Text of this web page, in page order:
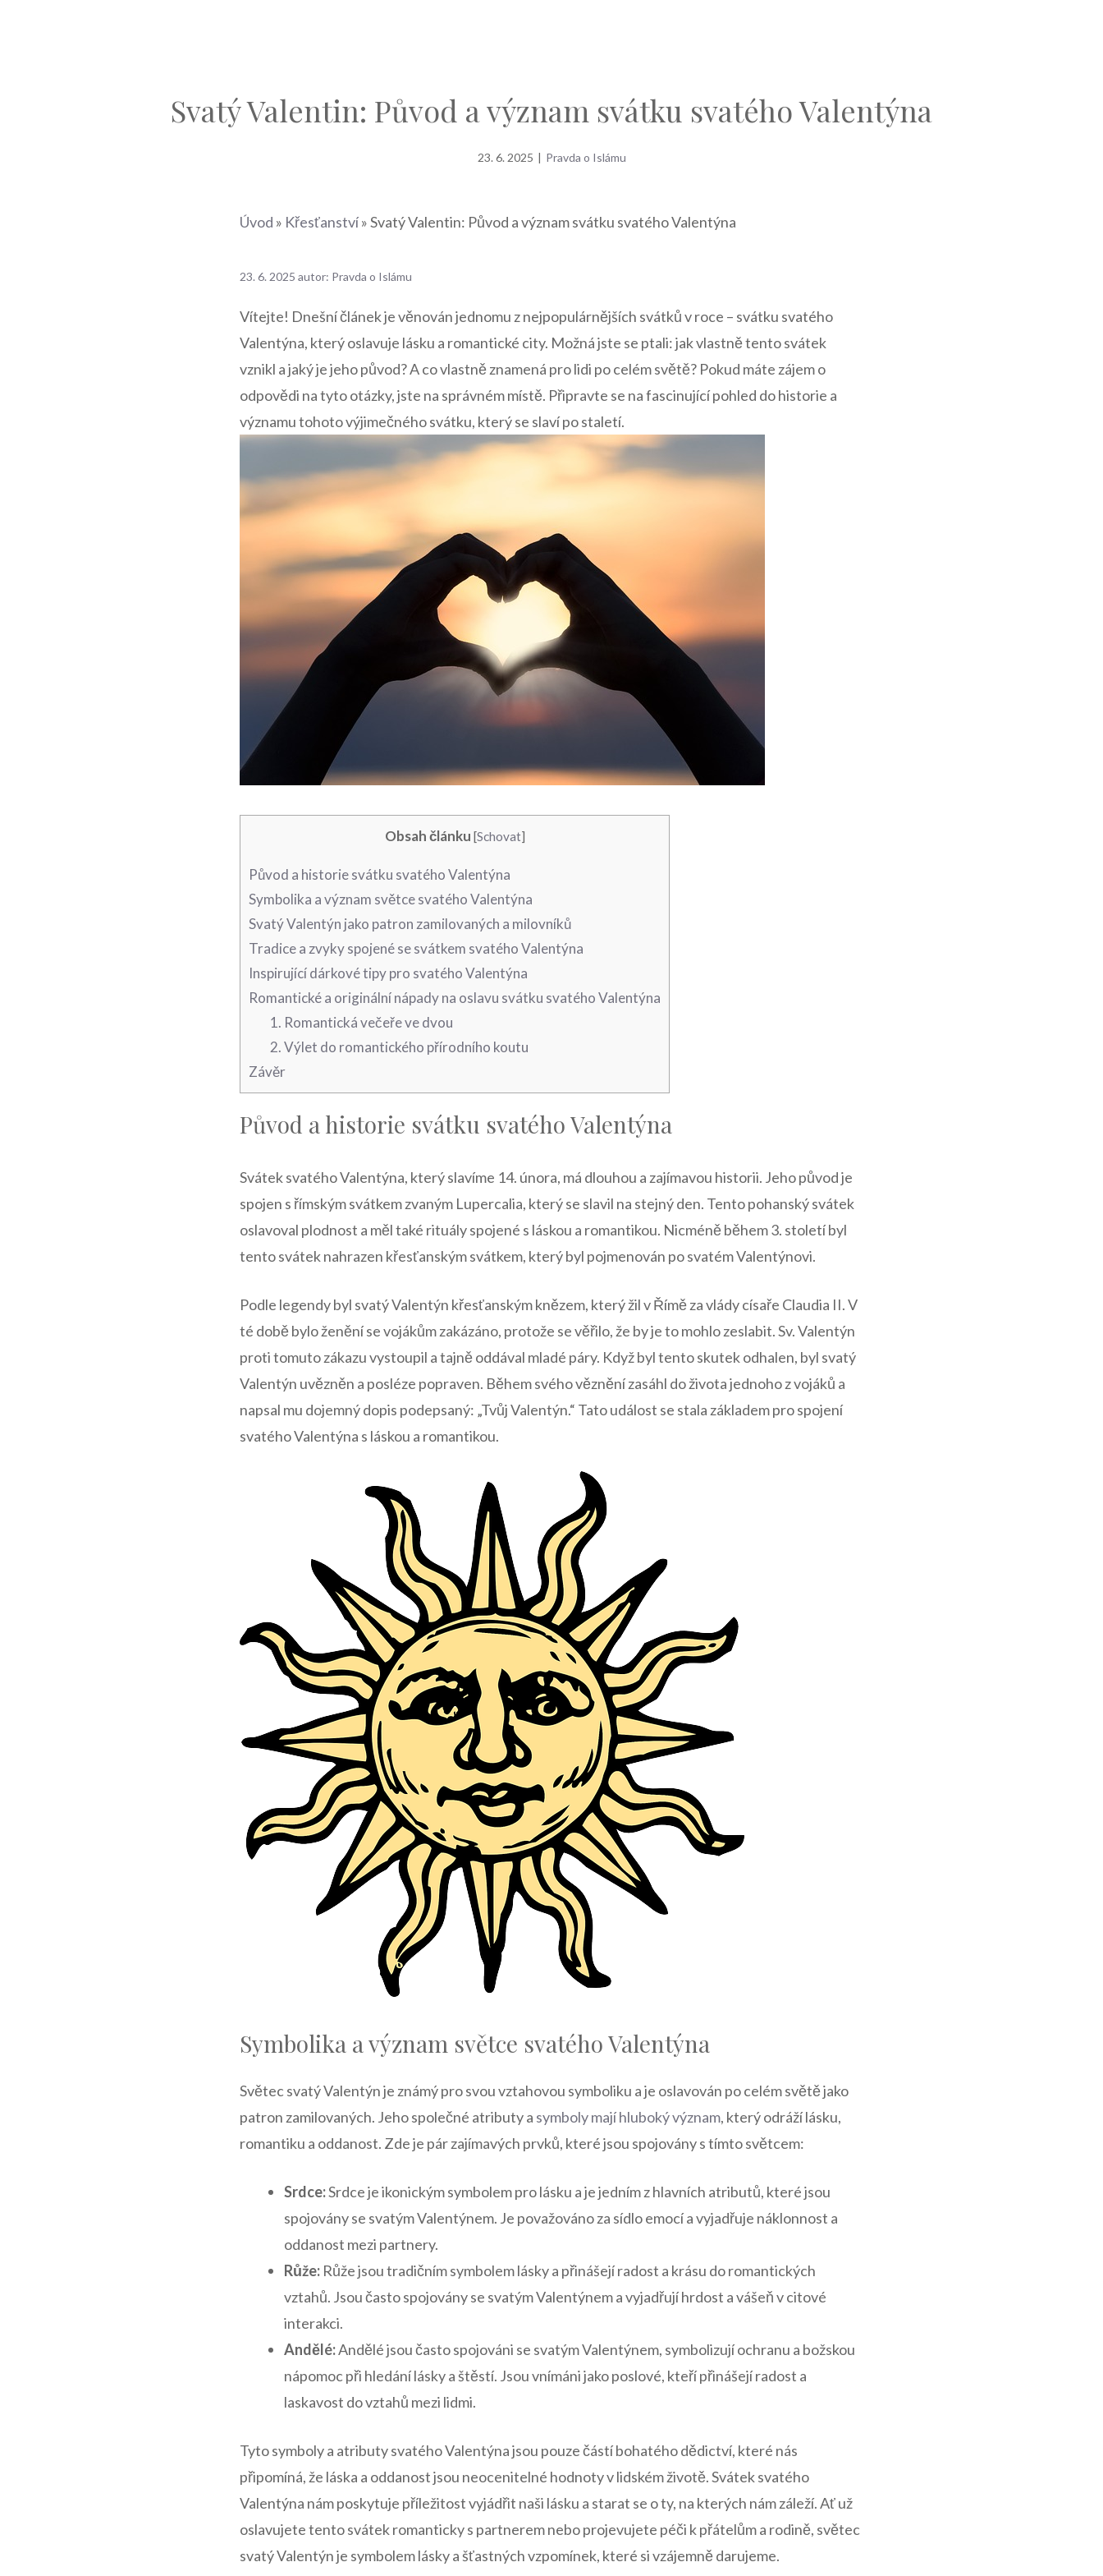
Svatý Valentin: Původ a význam svátku svatého Valentýna
23. 6. 2025 | Pravda o Islámu
Úvod » Křesťanství»Svatý Valentin: Původ a význam svátku svatého Valentýna
23. 6. 2025 autor: Pravda o Islámu
Vítejte! Dnešní článek ⁤je věnován jednomu z nejpopulárnějších svátků v roce – svátku svatého
Valentýna, který oslavuje ‍lásku a romantické​ city. Možná jste se ptali: jak vlastně tento svátek
‍vznikl a jaký je jeho původ? A co vlastně znamená pro lidi‌ po celém světě?⁤ Pokud ‌máte​ zájem​ o
odpovědi na tyto otázky, jste na​ správném místě. Připravte se na fascinující‌ pohled do historie a
významu tohoto výjimečného svátku, ​který ‌se slaví⁢ po staletí.
Obsah článku [Schovat]
Původ a historie ⁤svátku ‌svatého Valentýna
Symbolika a význam světce svatého Valentýna
Svatý Valentýn jako patron zamilovaných a milovníků
Tradice a zvyky spojené‌ se svátkem ⁣svatého Valentýna
Inspirující dárkové tipy pro⁣ svatého Valentýna
Romantické a originální nápady na oslavu svátku svatého ‍Valentýna
1. Romantická večeře ve dvou
2. Výlet do ‌romantického přírodního koutu
Závěr
Původ a historie ⁤svátku ‌svatého Valentýna
Svátek svatého Valentýna, který slavíme 14. ‍února, má ⁢dlouhou a zajímavou historii. Jeho původ je‌
spojen s římským svátkem zvaným ‌Lupercalia, který se slavil⁣ na stejný den. Tento pohanský svátek
oslavoval plodnost a měl ​také rituály spojené s láskou a romantikou. Nicméně během 3.‍ století byl
tento svátek nahrazen křesťanským svátkem, který byl pojmenován po svatém Valentýnovi.
Podle‌ legendy ‌byl svatý Valentýn křesťanským‍ knězem, ‌který žil‍ v Římě za vlády císaře⁢ Claudia II. V
té době bylo ženění se vojákům zakázáno, protože se věřilo, že by je to mohlo zeslabit. ​Sv. ⁢Valentýn
proti tomuto zákazu vystoupil a tajně oddával mladé ⁤páry. Když byl tento skutek​ odhalen, byl svatý
Valentýn uvězněn a posléze popraven. Během svého věznění zasáhl⁤ do ⁢života ⁣jednoho z⁢ vojáků a
napsal mu dojemný dopis podepsaný: „Tvůj⁤ Valentýn.“⁤ Tato událost se stala základem pro spojení
svatého Valentýna s láskou a romantikou.
Symbolika a význam světce svatého Valentýna
Světec svatý Valentýn⁤ je známý pro svou vztahovou symboliku a je oslavován ‌po celém světě jako
patron zamilovaných.​ Jeho ⁢společné atributy a symboly mají hluboký⁢ význam, který odráží lásku,
romantiku a oddanost. Zde je pár zajímavých prvků, které jsou spojovány s tímto světcem:
Srdce:Srdce je ikonickým symbolem pro lásku a je jedním z hlavních atributů, ‍které jsou
spojovány‌ se svatým Valentýnem. Je považováno ​za sídlo emocí a⁤ vyjadřuje náklonnost‍ a
oddanost mezi partnery.
Růže: Růže jsou tradičním symbolem lásky ⁤a‌ přinášejí radost​ a krásu do romantických
vztahů. Jsou‌ často spojovány se svatým Valentýnem a vyjadřují hrdost a vášeň⁤ v⁣ citové
interakci.
Andělé:Andělé ⁢jsou ‍často spojováni se svatým Valentýnem, symbolizují ochranu a božskou
nápomoc při ⁣hledání lásky a štěstí. Jsou vnímáni jako poslové, kteří přinášejí radost ⁣a⁣
laskavost⁣ do⁤ vztahů mezi lidmi.
Tyto⁤ symboly a atributy svatého Valentýna jsou pouze⁢ částí bohatého​ dědictví, ⁢které nás
připomíná, ​že láska a oddanost jsou neocenitelné ‌hodnoty v lidském⁣ životě. Svátek svatého
Valentýna nám poskytuje příležitost vyjádřit naši lásku a starat⁢ se o ty, na⁣ kterých nám záleží. Ať už
oslavujete tento svátek romanticky ​s partnerem nebo projevujete péči k přátelům a rodině, světec
svatý Valentýn‌ je symbolem lásky⁢ a šťastných⁤ vzpomínek, ​které si vzájemně ‌darujeme.